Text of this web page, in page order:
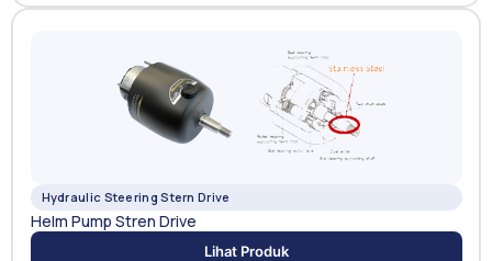
Hydraulic Steering Stern Drive
Helm Pump Stren Drive
Lihat Produk